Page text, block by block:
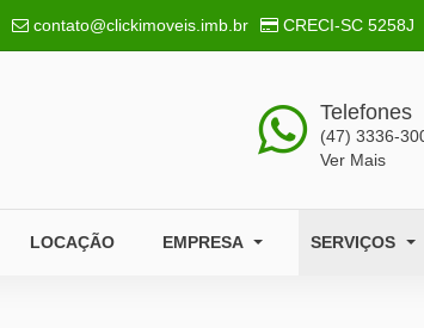
contato@clickimoveis.imb.br CRECI-SC 5258J
Telefones
(47) 3336-
Ver Mais
LOCAÇÃO EMPRESA SERVIÇOS